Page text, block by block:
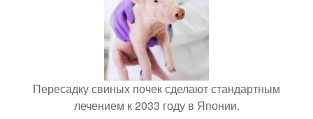
Пересадку свиных почек сделают стандартным
лечением к 2033 году в Японии.